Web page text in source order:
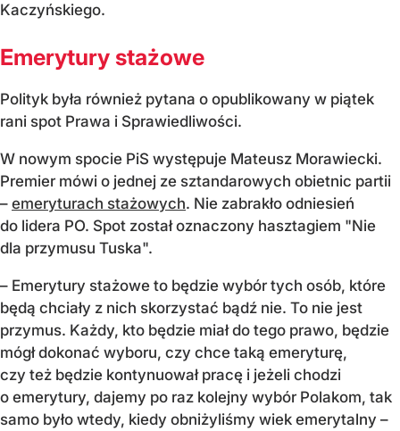
Kaczyńskiego.
Emerytury stażowe
Polityk była również pytana o opublikowany w piątek
rani spot Prawa i Sprawiedliwości.
W nowym spocie PiS występuje Mateusz Morawiecki.
Premier mówi o jednej ze sztandarowych obietnic partii
– emeryturach stażowych. Nie zabrakło odniesień
do lidera PO. Spot został oznaczony hasztagiem "Nie
dla przymusu Tuska".
– Emerytury stażowe to będzie wybór tych osób, które
będą chciały z nich skorzystać bądź nie. To nie jest
przymus. Każdy, kto będzie miał do tego prawo, będzie
mógł dokonać wyboru, czy chce taką emeryturę,
czy też będzie kontynuował pracę i jeżeli chodzi
o emerytury, dajemy po raz kolejny wybór Polakom, tak
samo było wtedy, kiedy obniżyliśmy wiek emerytalny –